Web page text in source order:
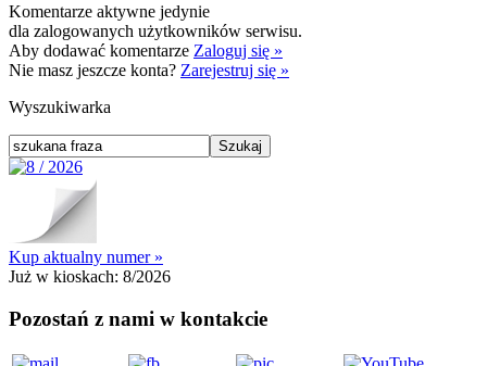
Komentarze aktywne jedynie
dla zalogowanych użytkowników serwisu.
Aby dodawać komentarze Zaloguj się »
Nie masz jeszcze konta? Zarejestruj się »
Wyszukiwarka
Kup aktualny numer »
Już w kioskach: 8/2026
Pozostań z nami w kontakcie